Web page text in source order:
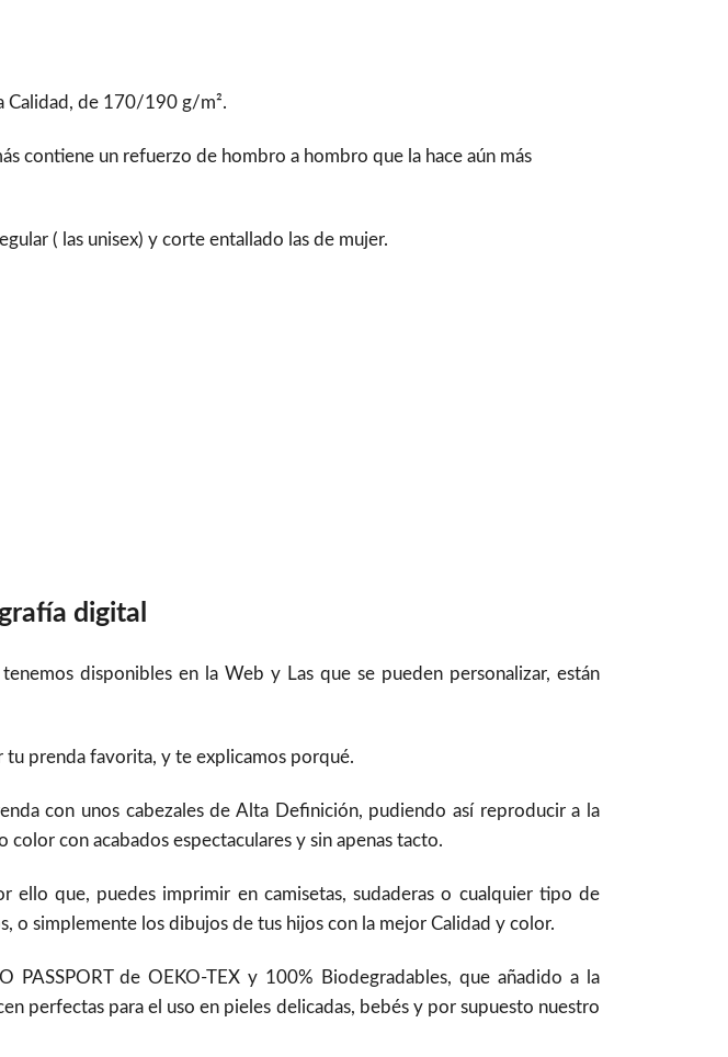
Calidad, de 170/190 g/m².
contiene un refuerzo de hombro a hombro que la hace aún más
( las unisex) y corte entallado las de mujer.
digital
disponibles en la Web y Las que se pueden personalizar, están
tu prenda favorita, y te explicamos porqué.
con unos cabezales de Alta Definición, pudiendo así reproducir a la
con acabados espectaculares y sin apenas tacto.
que, puedes imprimir en camisetas, sudaderas o cualquier tipo de
o simplemente los dibujos de tus hijos con la mejor Calidad y color.
PASSPORT de OEKO-TEX y 100% Biodegradables, que añadido a la
perfectas para el uso en pieles delicadas, bebés y por supuesto nuestro